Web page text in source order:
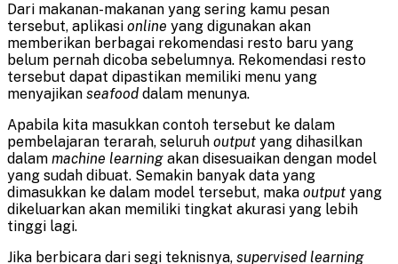
Dari makanan-makanan yang sering kamu pesan
tersebut, aplikasi online yang digunakan akan
memberikan berbagai rekomendasi resto baru yang
belum pernah dicoba sebelumnya. Rekomendasi resto
tersebut dapat dipastikan memiliki menu yang
menyajikan seafood dalam menunya.
Apabila kita masukkan contoh tersebut ke dalam
pembelajaran terarah, seluruh output yang dihasilkan
dalam machine learning akan disesuaikan dengan model
yang sudah dibuat. Semakin banyak data yang
dimasukkan ke dalam model tersebut, maka output yang
dikeluarkan akan memiliki tingkat akurasi yang lebih
tinggi lagi.
Jika berbicara dari segi teknisnya, supervised learning